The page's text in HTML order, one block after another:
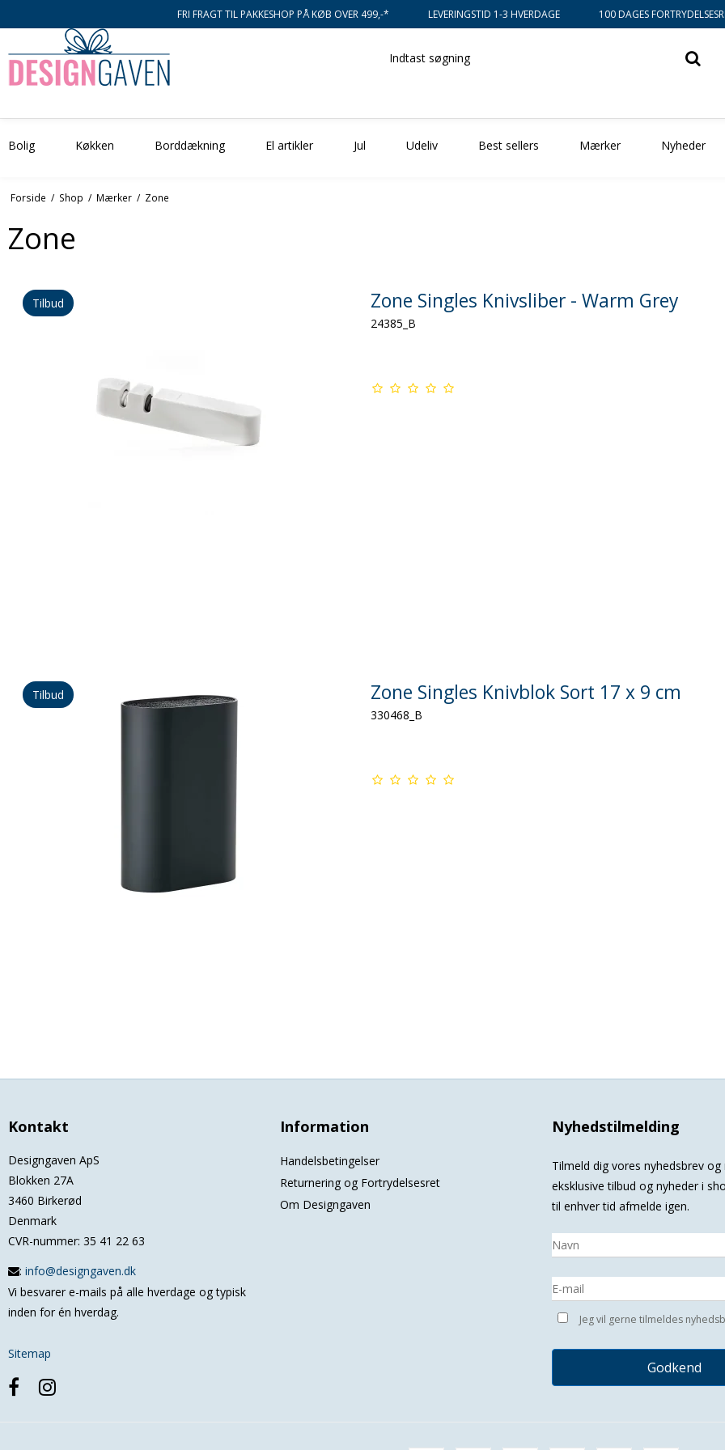
FRI FRAGT TIL PAKKESHOP PÅ KØB OVER 499,-* LEVERINGSTID 1-3 HVERDAGE 100 DAGES
Bolig Køkken Borddækning El artikler Jul Udeliv Best sellers Mærker Nyheder
Forside / Shop / Mærker / Zone
Zone
Tilbud Zone Singles Knivsliber - Warm Grey
24385_B
Tilbud Zone Singles Knivblok Sort 17 x 9 cm
330468_B
Kontakt
Designgaven ApS
Blokken 27A
3460 Birkerød
Denmark
CVR-nummer: 35 41 22 63
: info@designgaven.dk
Vi besvarer e-mails på alle hverdage og typisk
inden for én hverdag.
Sitemap
Information
Handelsbetingelser
Returnering og Fortrydelsesret
Om Designgaven
Nyhedstilmelding
Tilmeld dig vores nyhedsbrev
eksklusive tilbud og nyheder i
til enhver tid afmelde igen.
Jeg vil gerne tilmeldes
Godkend